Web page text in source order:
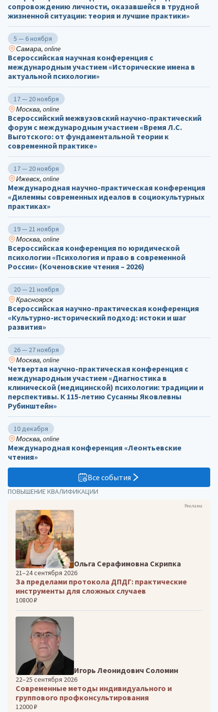
ПОВЫШЕНИЕ КВАЛИФИКАЦИИ
Реклама
Ольга Серафимовна Скрипка
21–24 сентября 2026
За пределами протокола ДПДГ: практические
инструменты для сложных случаев
10800 ₽
Игорь Леонидович Соломин
22–25 сентября 2026
Современные методы индивидуального и
группового профконсультирования
12000 ₽
сопровождению личности, оказавшейся в трудной
жизненной ситуации: теория и лучшие практики»
5 — 6 ноября
Самара, online
Всероссийская научная конференция с
международным участием «Исторические имена в
актуальной психологии»
17 — 20 ноября
Москва, online
Всероссийский межвузовский научно-практический
форум с международным участием «Время Л.С.
Выготского: от фундаментальной теории к
современной практике»
17 — 20 ноября
Ижевск, online
Международная научно-практическая конференция
«Дилеммы современных идеалов в социокультурных
практиках»
19 — 21 ноября
Москва, online
Всероссийская конференция по юридической
психологии «Психология и право в современной
России» (Коченовские чтения – 2026)
20 — 21 ноября
Красноярск
Всероссийская научно-практическая конференция
«Культурно-исторический подход: истоки и шаг
развития»
26 — 27 ноября
Москва, online
Четвертая научно-практическая конференция с
международным участием «Диагностика в
клинической (медицинской) психологии: традиции и
перспективы. К 115-летию Сусанны Яковлевны
Рубинштейн»
10 декабря
Москва, online
Международная конференция «Леонтьевские
чтения»
Все события